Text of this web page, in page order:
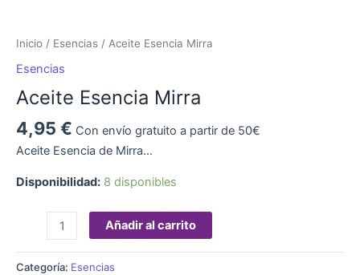
Inicio / Esencias / Aceite Esencia Mirra
Esencias
Aceite Esencia Mirra
4,95 € Con envío gratuito a partir de 50€
Aceite Esencia de Mirra…
Disponibilidad: 8 disponibles
Añadir al carrito
Categoría: Esencias